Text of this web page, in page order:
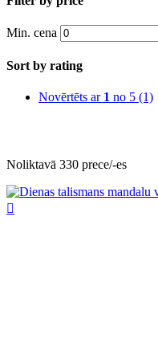
Min. cena
Sort by rating
Novērtēts ar 1 no 5 (1)
Noliktavā 330 prece/-es